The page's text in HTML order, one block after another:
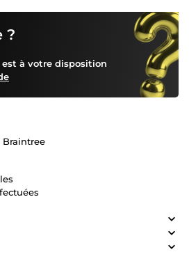
?
à votre disposition
Braintree